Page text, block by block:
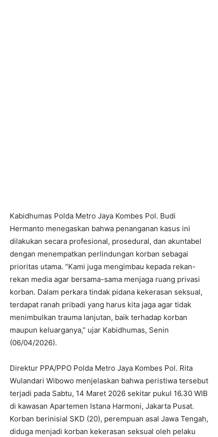
Kabidhumas Polda Metro Jaya Kombes Pol. Budi
Hermanto menegaskan bahwa penanganan kasus ini
dilakukan secara profesional, prosedural, dan akuntabel
dengan menempatkan perlindungan korban sebagai
prioritas utama. “Kami juga mengimbau kepada rekan-
rekan media agar bersama-sama menjaga ruang privasi
korban. Dalam perkara tindak pidana kekerasan seksual,
terdapat ranah pribadi yang harus kita jaga agar tidak
menimbulkan trauma lanjutan, baik terhadap korban
maupun keluarganya,” ujar Kabidhumas, Senin
(06/04/2026).
Direktur PPA/PPO Polda Metro Jaya Kombes Pol. Rita
Wulandari Wibowo menjelaskan bahwa peristiwa tersebut
terjadi pada Sabtu, 14 Maret 2026 sekitar pukul 16.30 WIB
di kawasan Apartemen Istana Harmoni, Jakarta Pusat.
Korban berinisial SKD (20), perempuan asal Jawa Tengah,
diduga menjadi korban kekerasan seksual oleh pelaku